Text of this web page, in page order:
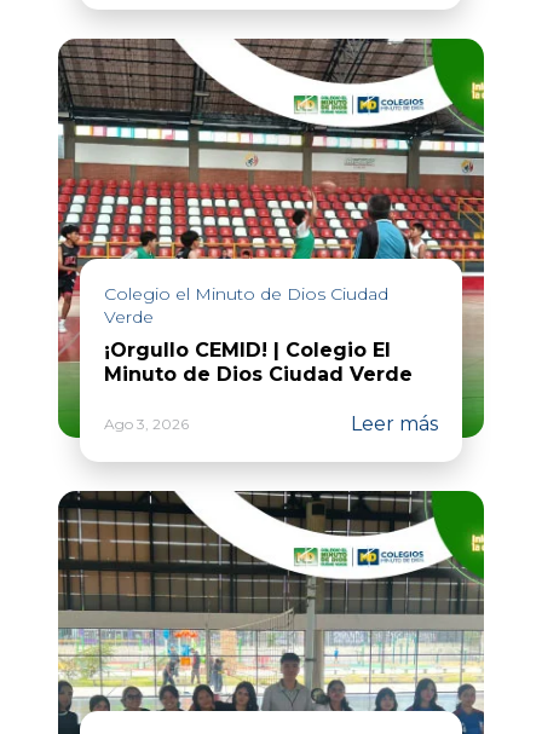
Colegio el Minuto de Dios Ciudad
Verde
¡Orgullo CEMID! | Colegio El
Minuto de Dios Ciudad Verde
Ago 3, 2026 Leer más